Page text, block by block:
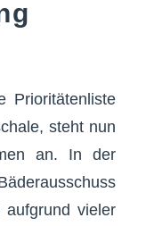
Prioritätenliste
steht nun
an. In der
vieler